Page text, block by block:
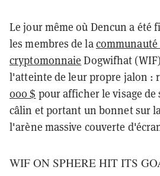
Le jour même où Dencun a été
les membres de la communauté
cryptomonnaie Dogwifhat
l'atteinte de leur propre jalon :
000 $ pour afficher le visage de
câlin et portant un bonnet sur
l'arène massive couverte
WIF ON SPHERE HIT ITS